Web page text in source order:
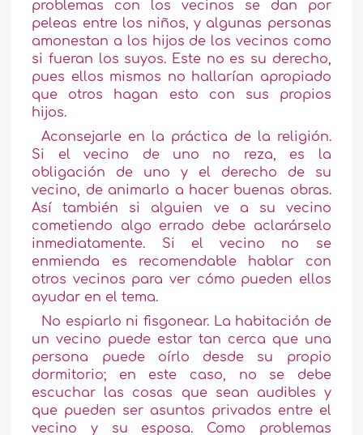
problemas con los vecinos se dan por
peleas entre los niños, y algunas personas
amonestan a los hijos de los vecinos como
si fueran los suyos. Este no es su derecho,
pues ellos mismos no hallarían apropiado
que otros hagan esto con sus propios
hijos.
Aconsejarle en la práctica de la religión.
Si el vecino de uno no reza, es la
obligación de uno y el derecho de su
vecino, de animarlo a hacer buenas obras.
Así también si alguien ve a su vecino
cometiendo algo errado debe aclarárselo
inmediatamente. Si el vecino no se
enmienda es recomendable hablar con
otros vecinos para ver cómo pueden ellos
ayudar en el tema.
No espiarlo ni fisgonear. La habitación de
un vecino puede estar tan cerca que una
persona puede oírlo desde su propio
dormitorio; en este caso, no se debe
escuchar las cosas que sean audibles y
que pueden ser asuntos privados entre el
vecino y su esposa. Como problemas